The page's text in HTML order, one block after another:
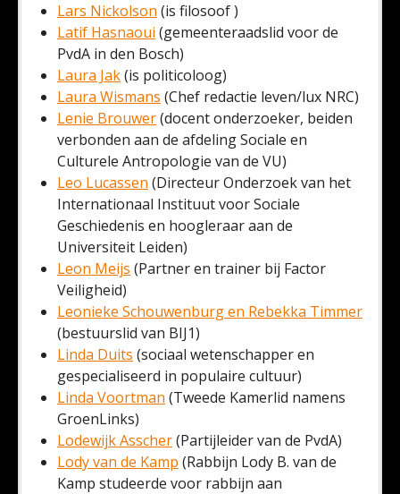
Lars Nickolson (is filosoof )
Latif Hasnaoui (gemeenteraadslid voor de
PvdA in den Bosch)
Laura Jak(is politicoloog)
Laura Wismans (Chef redactie leven/lux NRC)
Lenie Brouwer(docent onderzoeker, beiden
verbonden aan de afdeling Sociale en
Culturele Antropologie van de VU)
Leo Lucassen (Directeur Onderzoek van het
Internationaal Instituut voor Sociale
Geschiedenis en hoogleraar aan de
Universiteit Leiden)
Leon Meijs (Partner en trainer bij Factor
Veiligheid)
Leonieke Schouwenburg en Rebekka Timmer
(bestuurslid van BIJ1)
Linda Duits (sociaal wetenschapper en
gespecialiseerd in populaire cultuur)
Linda Voortman (Tweede Kamerlid namens
GroenLinks)
Lodewijk Asscher(Partijleider van de PvdA)
Lody van de Kamp (Rabbijn Lody B. van de
Kamp studeerde voor rabbijn aan